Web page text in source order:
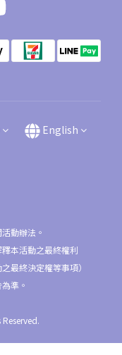
English
動辦法。
本活動之最終權利
最終決定權等事項）
準。